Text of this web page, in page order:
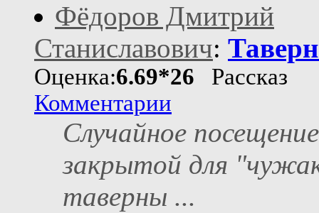
Фёдоров Дмитрий
Станиславович:
Оценка:6.69*26 Рассказ
Комментарии
Случайное
закрытой для
таверны ...